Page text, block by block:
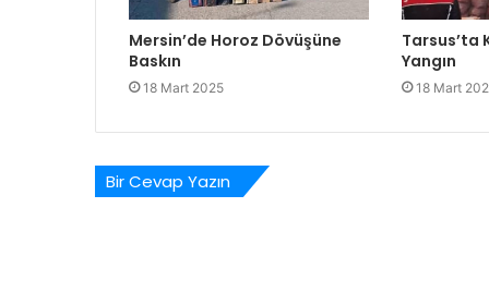
Mersin’de Horoz Dövüşüne
Baskın
18 Mart 2025
Tarsus’ta
Yangın
18 Mart
Bir Cevap Yazın